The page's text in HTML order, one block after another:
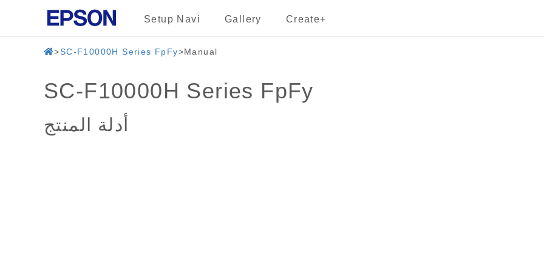
Setup Navi Gallery Create+
SC-F10000H Series FpFy Manual
SC-F10000H Series FpFy
أدلة المنتج